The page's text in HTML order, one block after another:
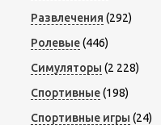
Развлечения (292)
Ролевые(446)
Симуляторы (2 228)
Спортивные(198)
Спортивные игры (24)